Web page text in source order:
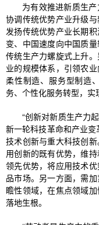
为有效推进新质生
协调传统优势产业升级
发扬传统优势产业长期
变、中国速度向中国质
传统生产力螺旋式上升
业的规模体系，引领农
柔性制造、服务型制造
务、个性化服务转型，实
“创新对新质生产力
新一轮科技革命和产业
技术创新与重大科技创
用创新的既有优势，维
领先优势，将应用技术
品市场。另一方面，需
瞻性领域，在焦点领域
落地生根。